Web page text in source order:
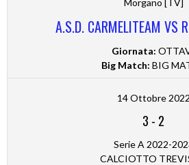
A.S.D. CARMELITEAM VS
Giornata:
Big Match: BIG
14 Ottobre 2022
3 - 2
Serie A 2022-
CALCIOTTO